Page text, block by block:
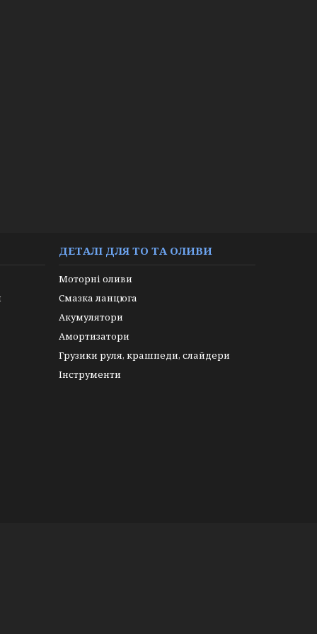
ДЕТАЛІ ДЛЯ ТО ТА ОЛИВИ
Моторні оливи
Смазка ланцюга
Акумулятори
Амортизатори
Грузики руля, крашпеди, слайдери
Інструменти